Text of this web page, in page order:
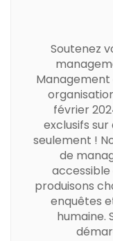
Soutenez
Management
février
exclusifs
seulement !
de
accessible
produisons
enquêtes
humaine.